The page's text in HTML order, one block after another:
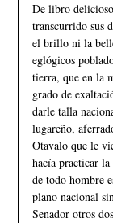
De libro
transcurrido sus
el brillo ni la
eglógicos
tierra, que en la
grado de
darle talla
lugareño,
Otavalo que le
hacía practicar
de todo hombre
plano nacional
Senador otros